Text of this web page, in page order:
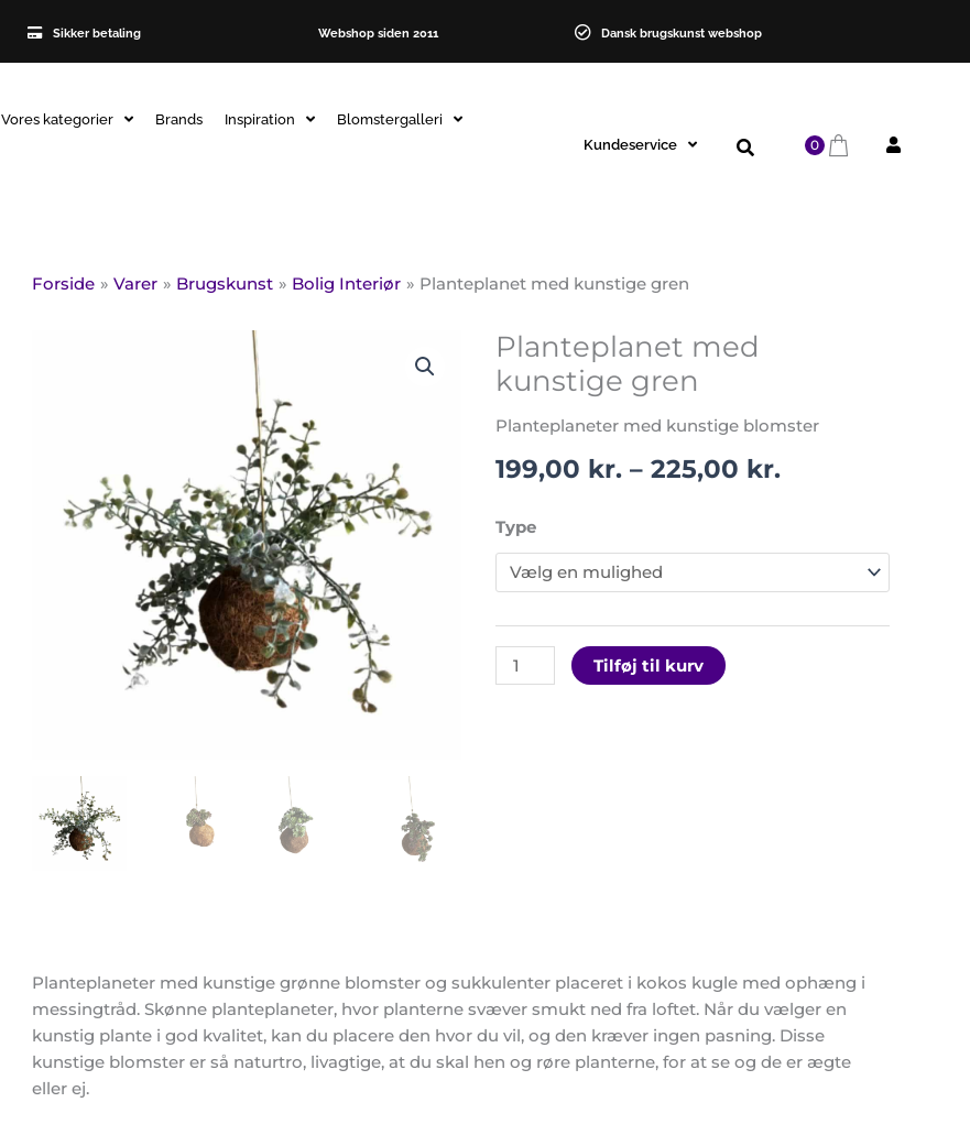
Sikker betaling Webshop siden 2011 Dansk brugskunst webshop
Vores kategorier Brands Inspiration Blomstergalleri
Kundeservice 0
Forside Varer Brugskunst Bolig Interiør Planteplanet med kunstige gren
Planteplanet med
kunstige gren
Planteplaneter med kunstige blomster
199,00 kr. – 225,00 kr.
225,00 kr.
Type
Planteplanet
med
kunstige
gren
Tilføj til kurv
Planteplaneter med kunstige grønne blomster og sukkulenter placeret i kokos kugle med ophæng i
messingtråd. Skønne planteplaneter, hvor planterne svæver smukt ned fra loftet. Når du vælger en
kunstig plante i god kvalitet, kan du placere den hvor du vil, og den kræver ingen pasning. Disse
kunstige blomster er så naturtro, livagtige, at du skal hen og røre planterne, for at se og de er ægte
eller ej.